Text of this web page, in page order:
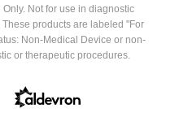
Not for use in diagnostic
products are labeled "For
Non-Medical Device or non-
or therapeutic procedures.